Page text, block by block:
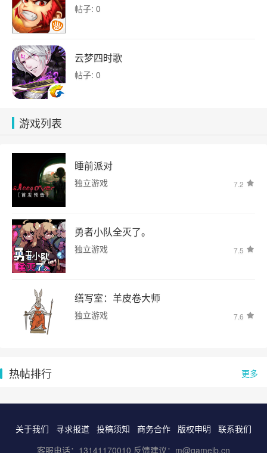
帖子: 0
云梦四时歌
帖子: 0
游戏列表
睡前派对
独立游戏 7.2
勇者小队全灭了。
独立游戏 7.5
缮写室：羊皮卷大师
独立游戏 7.6
更多
热帖排行
关于我们 寻求报道 投稿须知 商务合作 版权申明
联系我们
客服电话：13141170010 反馈建议：m@gameib.cn